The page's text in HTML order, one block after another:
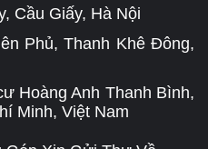
Cầu Giấy, Hà Nội
Phủ, Thanh Khê Đông,
Hoàng Anh Thanh Bình,
Minh, Việt Nam